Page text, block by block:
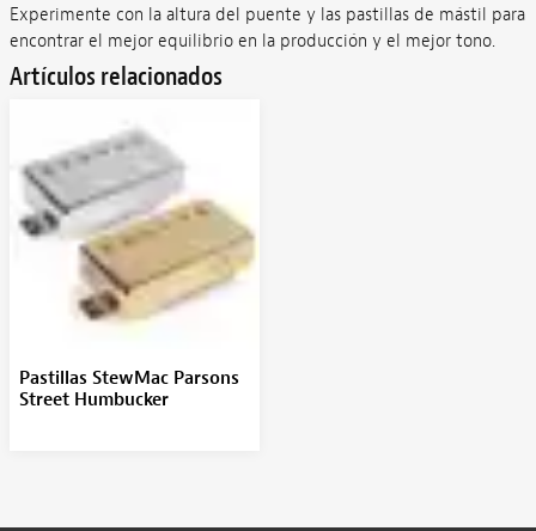
Experimente con la altura del puente y las pastillas de mástil para
encontrar el mejor equilibrio en la producción y el mejor tono.
Artículos relacionados
Pastillas StewMac Parsons
Street Humbucker